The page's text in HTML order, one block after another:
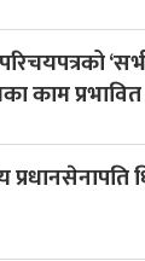
परिचयपत्रको
काम प्रभावित